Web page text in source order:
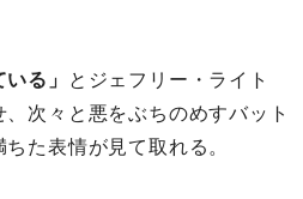
る」
とジェフリー・ライト
次々と悪をぶちのめすバット
た表情が見て取れる。